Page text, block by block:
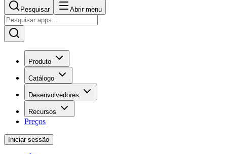
Pesquisar Abrir menu
Produto
Catálogo
Desenvolvedores
Recursos
Preços
Iniciar sessão